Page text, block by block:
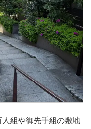
人組や御先手組の敷地